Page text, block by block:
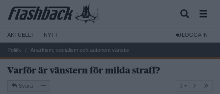
AKTUELLT NYTT LOGGA IN
Politik Anarkism, socialism och autonom vänster
Varför är vänstern för milda straff?
Svara